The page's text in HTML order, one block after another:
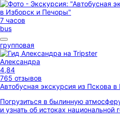
7 часов
bus
групповая
Александра
4,84
765 отзывов
Автобусная экскурсия из Пскова
Погрузиться в былинную
и узнать об истоках национальной